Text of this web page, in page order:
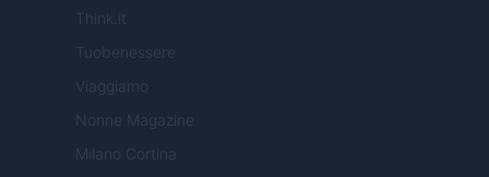
Think.it
Tuobenessere
Viaggiamo
Nonne Magazine
Milano Cortina